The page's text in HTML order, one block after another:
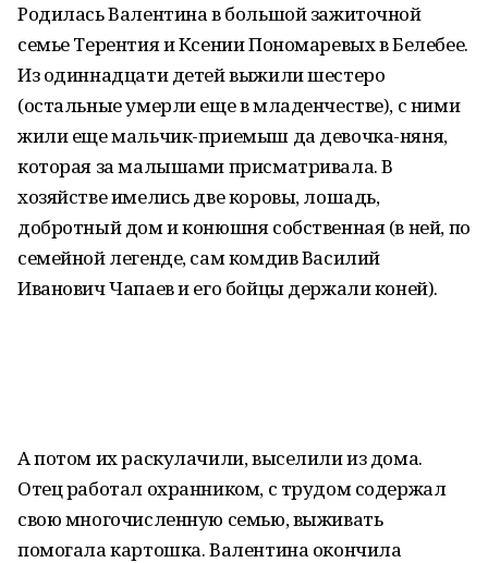
Родилась Валентина в большой зажиточной
семье Терентия и Ксении Пономаревых в Белебее.
Из одиннадцати детей выжили шестеро
(остальные умерли еще в младенчестве), с ними
жили еще мальчик-приемыш да девочка-няня,
которая за малышами присматривала. В
хозяйстве имелись две коровы, лошадь,
добротный дом и конюшня собственная (в ней, по
семейной легенде, сам комдив Василий
Иванович Чапаев и его бойцы держали коней).
А потом их раскулачили, выселили из дома.
Отец работал охранником, с трудом содержал
свою многочисленную семью, выживать
помогала картошка. Валентина окончила